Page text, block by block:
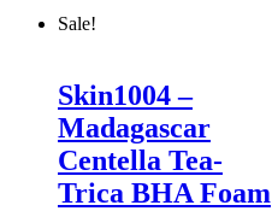
Sale!
Skin1004 –
Madagascar
Centella Tea-
Trica BHA Foam